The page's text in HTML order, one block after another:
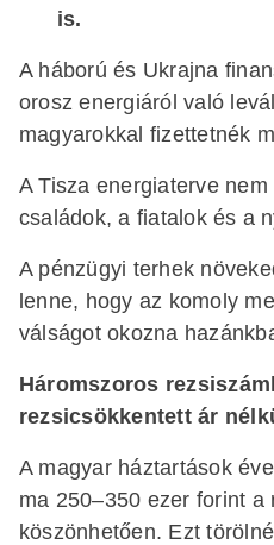
is.
A háború és Ukrajna
orosz energiáról való
magyarokkal fizettetnék
A Tisza energiaterve
családok, a fiatalok és a
A pénzügyi terhek
lenne, hogy az komoly
válságot okozna
Háromszoros
rezsicsökkentett ár
A magyar háztartások
ma 250–350 ezer forint a
köszönhetően. Ezt